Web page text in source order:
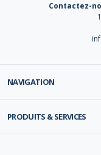
Contactez-
NAVIGATION
PRODUITS & SERVICES